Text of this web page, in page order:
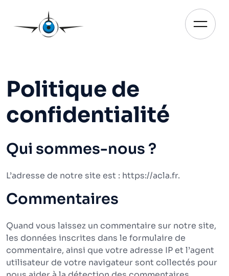
contenu
Politique de
confidentialité
Qui sommes-nous ?
L’adresse de notre site est : https://acla.fr.
Commentaires
Quand vous laissez un commentaire sur notre site,
les données inscrites dans le formulaire de
commentaire, ainsi que votre adresse IP et l’agent
utilisateur de votre navigateur sont collectés pour